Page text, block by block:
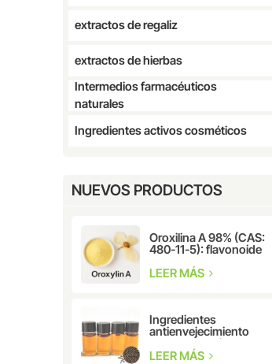
extractos de regaliz
extractos de hierbas
Intermedios farmacéuticos
naturales
Ingredientes activos cosméticos
NUEVOS PRODUCTOS
Oroxilina A 98% (CAS:
480-11-5): flavonoide
investigación
LEER MÁS
Ingredientes
antienvejecimiento
Extracto de hierbas
CAS: 10309-37-2
LEER MÁS